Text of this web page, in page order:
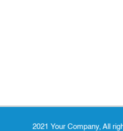
2021 Your Company, All